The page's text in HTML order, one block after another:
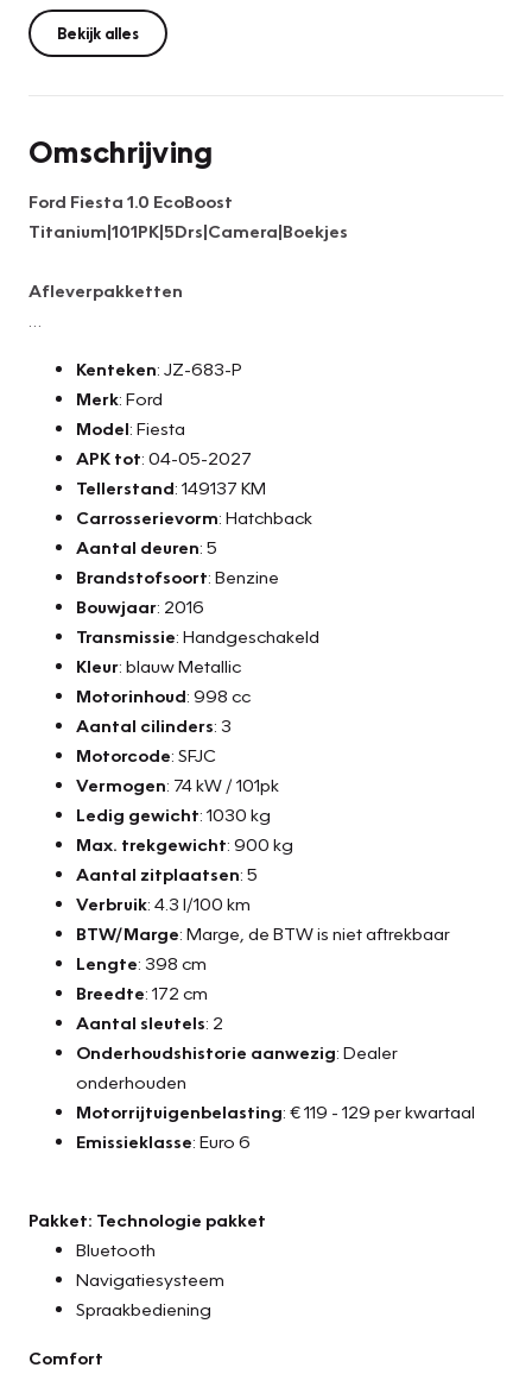
Bekijk alles
Omschrijving
Ford Fiesta 1.0 EcoBoost
Titanium|101PK|5Drs|Camera|Boekjes
Afleverpakketten
- Algehele technische inspectie
- Vloeistoffen controle
- Tenaamstelling voertuig
- Minimaal 10 maanden apk
- NAP teller rapport
12 maanden Bovag garantie pakket - €995,-
- Algehele Technische Inspectie
- Vloeistoffen controle
- NAP teller rapport
- Tenaamstelling voertuig
- Minimaal 10 maanden apk
- Bovag afleverbeurt
- Aircoservice beurt
- 1 jaar Pechhulp Mobiliteit Service 24/7 Europa
- Nieuwe accu
- 12 maanden Bovag garantie op motor en versnellingsbak
of 15.000 km, (reparatie en onderhoud werkzaamheden uit
te voeren bij Vakgarage Verheul)
24 maanden Bovag garantie - €1595,-
- Algehele Technische Inspectie
- Vloeistoffen controle
- NAP teller rapport
- Tenaamstelling voertuig
- Minimaal 10 maanden apk
- Bovag afleverbeurt
- 1 jaar Pechhulp Mobiliteit Service 24/7 Europa
- Nieuwe accu
- 24 maanden Bovag garantie op motor en versnellingsbak
of 30.000 km, (reparatie en onderhoud werkzaamheden uit
Kenteken: JZ-683-P
Merk: Ford
Model: Fiesta
APK tot: 04-05-2027
Tellerstand: 149137 KM
Carrosserievorm: Hatchback
Aantal deuren: 5
Brandstofsoort: Benzine
Bouwjaar: 2016
Transmissie: Handgeschakeld
Kleur: blauw Metallic
Motorinhoud: 998 cc
Aantal cilinders: 3
Motorcode: SFJC
Vermogen: 74 kW / 101pk
Ledig gewicht: 1030 kg
Max. trekgewicht: 900 kg
Aantal zitplaatsen: 5
Verbruik: 4.3 l/100 km
BTW/Marge: Marge, de BTW is niet aftrekbaar
Lengte: 398 cm
Breedte: 172 cm
Aantal sleutels: 2
Onderhoudshistorie aanwezig: Dealer
onderhouden
Motorrijtuigenbelasting: € 119 - 129 per kwartaal
Emissieklasse: Euro 6
Pakket: Technologie pakket
Bluetooth
Navigatiesysteem
Spraakbediening
Comfort